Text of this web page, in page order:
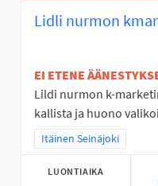
Lidli nurmon
EI ETENE
Lildi nurmon k-
kallista ja huono
Rajaa tulokset teeman
Itäinen Seinäjoki
LUONTIAIKA